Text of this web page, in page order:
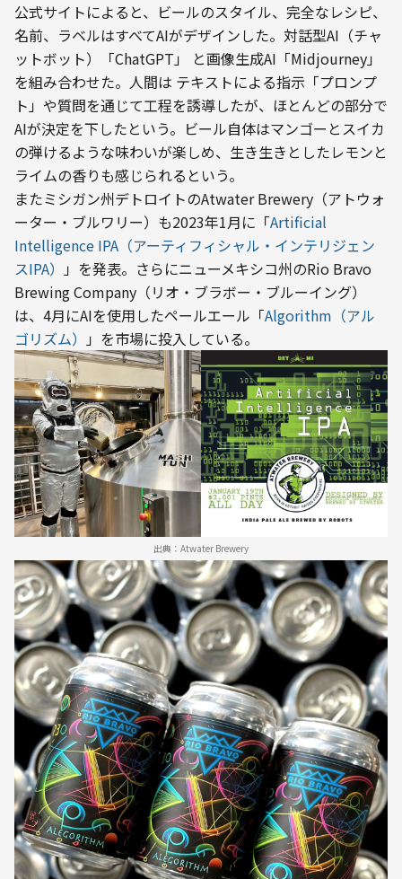
公式サイトによると、ビールのスタイル、完全なレシピ、
名前、ラベルはすべてAIがデザインした。対話型AI（チャ
ットボット）「ChatGPT」 と画像生成AI「Midjourney」
を組み合わせた。人間は テキストによる指示「プロンプ
ト」や質問を通じて工程を誘導したが、ほとんどの部分で
AIが決定を下したという。ビール自体はマンゴーとスイカ
の弾けるような味わいが楽しめ、生き生きとしたレモンと
ライムの香りも感じられるという。
またミシガン州デトロイトのAtwater Brewery（アトウォ
ーター・ブルワリー）も2023年1月に「Artificial
Intelligence IPA（アーティフィシャル・インテリジェン
スIPA） 」を発表。さらにニューメキシコ州のRio Bravo
Brewing Company（リオ・ブラボー・ブルーイング）
は、4月にAIを使用したペールエール「Algorithm（アル
ゴリズム） 」を市場に投入している。
出典：Atwater Brewery